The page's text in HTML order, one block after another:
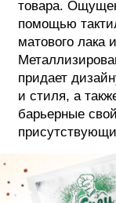
товара.
помощью
матового лака
придает
и стиля, а
барьерные